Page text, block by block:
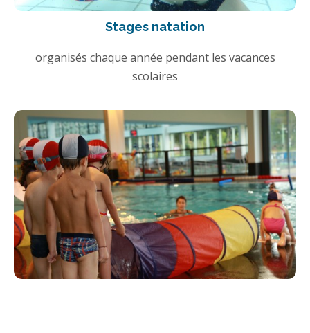
Stages natation
organisés chaque année pendant les vacances
scolaires